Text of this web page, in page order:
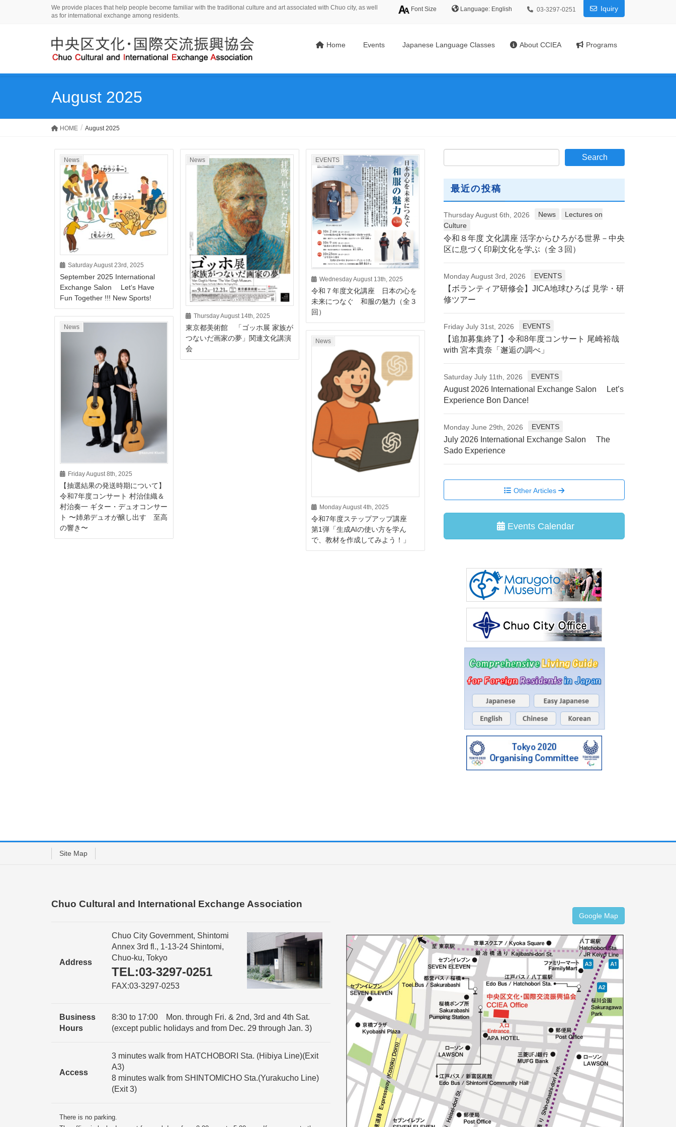
We provide places that help people become familiar with the traditional culture and art associated with Chuo city, as well
as for international exchange among residents.
Font Size Language: 03-3297-0251 Iquiry
Home Events Japanese Language Classes About CCIEA Programs
August 2025
HOME August 2025
Saturday August 23rd, 2025
News
September 2025 International
Exchange Salon Let‘s Have
Fun Together !!! New Sports!
Thursday August 14th, 2025
News
東京都美術館 「ゴッホ展 家族が
つないだ画家の夢」関連文化講演
会
Wednesday August 13th, 2025
EVENTS
令和７年度文化講座 日本の心を
未来につなぐ 和服の魅力（全３
回）
Friday August 8th, 2025
News
【抽選結果の発送時期について】
令和7年度コンサート 村治佳織＆
村治奏一 ギター・デュオコンサー
ト 〜姉弟デュオが醸し出す 至高
の響き〜
Monday August 4th, 2025
News
令和7年度ステップアップ講座
第1弾「生成AIの使い方を学ん
で、教材を作成してみよう！」
最近の投稿
Thursday August 6th, 2026 News
Lectures on
Culture
令和８年度 文化講座 活字からひろがる世界－中央
区に息づく印刷文化を学ぶ（全３回）
Monday August 3rd, 2026 EVENTS
【ボランティア研修会】JICA地球ひろば 見学・研
修ツアー
Friday July 31st, 2026 EVENTS
【追加募集終了】令和8年度コンサート 尾崎裕哉
with 宮本貴奈「邂逅の調べ」
Saturday July 11th, 2026 EVENTS
August 2026 International Exchange Salon Let’s
Experience Bon Dance!
Monday June 29th, 2026 EVENTS
July 2026 International Exchange Salon The
Sado Experience
Other Articles
Events Calendar
Site Map
Chuo Cultural and International Exchange Association
Address
Chuo City Government, Shintomi
Annex 3rd fl., 1-13-24 Shintomi,
Chuo-ku, Tokyo
TEL:03-3297-0251
FAX:03-3297-0253
Business
Hours
8:30 to 17:00 Mon. through Fri. & 2nd, 3rd and 4th Sat.
(except public holidays and from Dec. 29 through Jan. 3)
Access
3 minutes walk from HATCHOBORI Sta. (Hibiya Line)(Exit
A3)
8 minutes walk from SHINTOMICHO Sta.(Yurakucho Line)
(Exit 3)
There is no parking.
Google Map